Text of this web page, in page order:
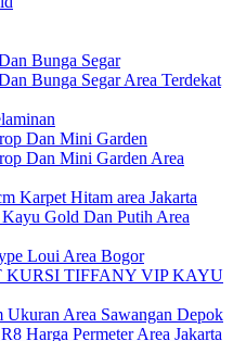
Bunga Segar
Bunga Segar Area Terdekat
Dan Mini Garden
Dan Mini Garden Area
Karpet Hitam area Jakarta
Gold Dan Putih Area
Loui Area Bogor
KURSI TIFFANY VIP KAYU
Ukuran Area Sawangan Depok
Harga Permeter Area Jakarta